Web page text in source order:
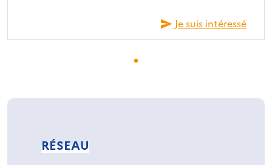
Je suis intéressé
RÉSEAU